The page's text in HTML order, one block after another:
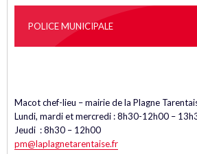
POLICE MUNICIPALE
Macot chef-lieu – mairie de la Plagne
Lundi, mardi et mercredi : 8h30-12h00 –
Jeudi : 8h30 – 12h00
pm@laplagnetarentaise.fr